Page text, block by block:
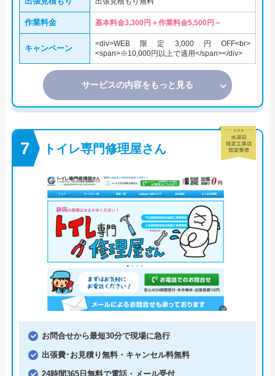
作業料金 基本料金3,300円＋作業料金5,500円～
キャンペーン
<div>WEB限定3,000円OFF<br>
<span>※10,000円以上で適用</span></div>
サービスの内容をもっと見る
トイレ専門修理屋さん
お問合せから最短30分で現場に急行
出張費･お見積り無料・キャンセル料無料
24時間365日無料で電話・メール受付